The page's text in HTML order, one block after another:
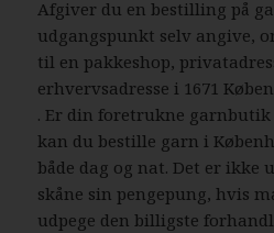
Afgiver du en bestilling på
udgangspunkt selv angive,
til en pakkeshop,
erhvervsadresse i 1671
. Er din foretrukne garnbutik
kan du bestille garn i
både dag og nat. Det er
skåne sin pengepung, hvis
udpege den billigste